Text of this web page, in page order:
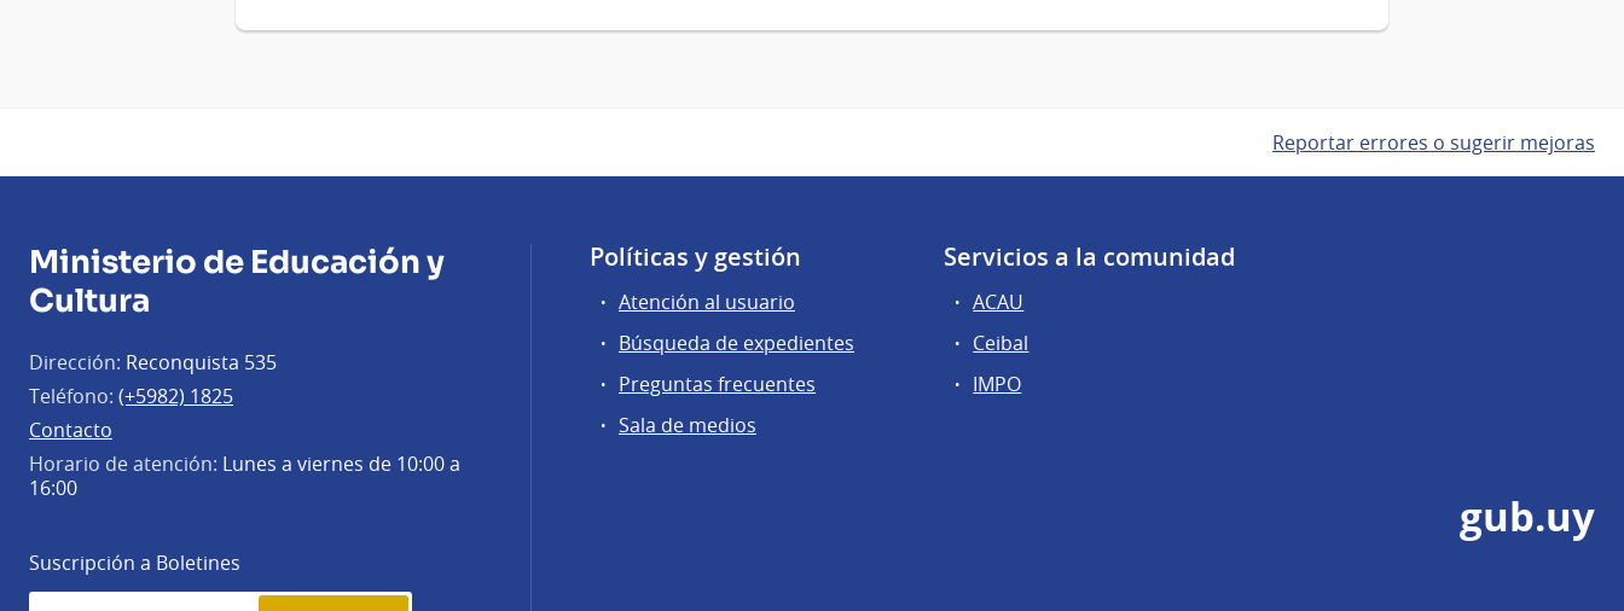
Reportar errores o sugerir mejoras
Ministerio de Educación y
Cultura
Dirección: Reconquista 535
Teléfono: (+5982) 1825
Contacto
Horario de atención: Lunes a viernes de 10:00 a
16:00
Suscripción a Boletines
Simplenews
Políticas y gestión
Atención al usuario
Búsqueda de expedientes
Preguntas frecuentes
Sala de medios
Servicios a la comunidad
ACAU
Ceibal
IMPO
gub.uy